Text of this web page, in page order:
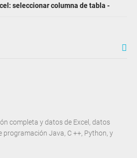
seleccionar columna de tabla -
completa y datos de Excel, datos
programación Java, C ++, Python, y